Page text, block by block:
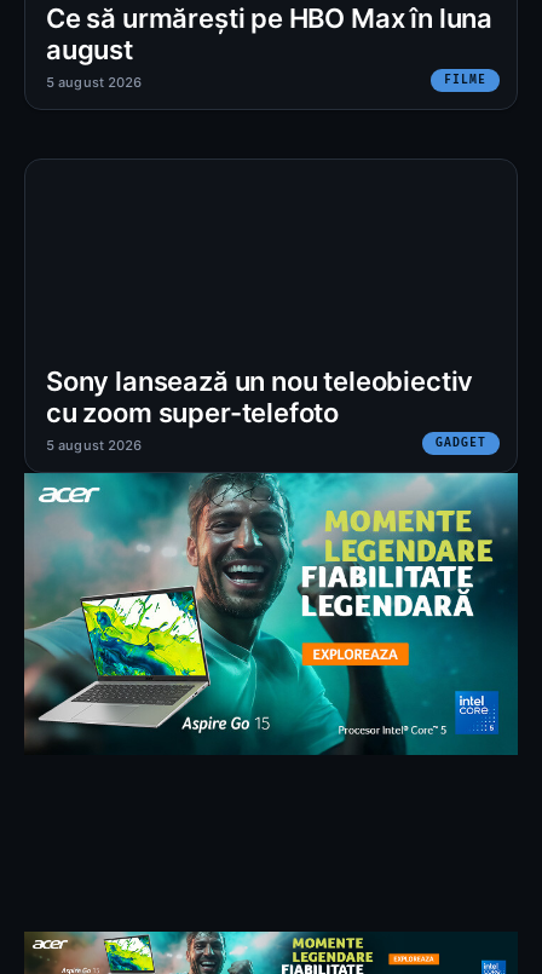
Ce să urmărești pe HBO Max în luna
august
FILME
5 august 2026
Sony lansează un nou teleobiectiv
cu zoom super-telefoto
GADGET
5 august 2026